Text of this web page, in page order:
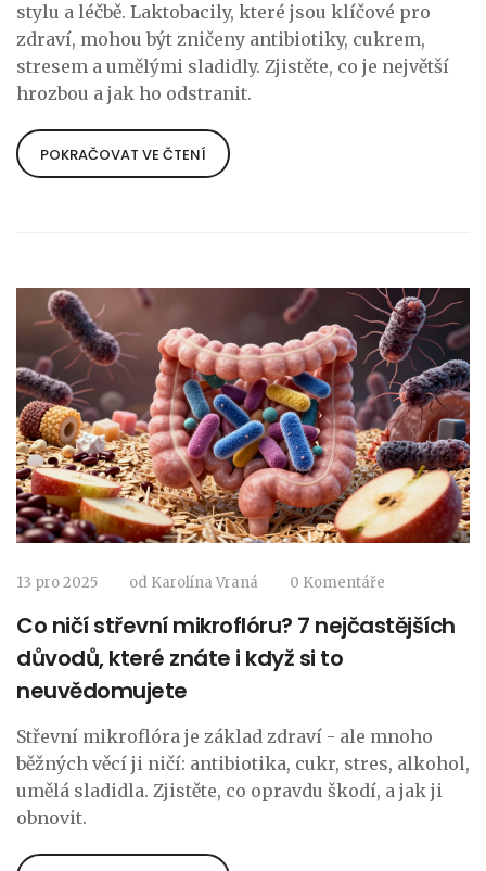
stylu a léčbě. Laktobacily, které jsou klíčové pro
zdraví, mohou být zničeny antibiotiky, cukrem,
stresem a umělými sladidly. Zjistěte, co je největší
hrozbou a jak ho odstranit.
POKRAČOVAT VE ČTENÍ
13 pro 2025 od Karolína Vraná 0 Komentáře
Co ničí střevní mikroflóru? 7 nejčastějších
důvodů, které znáte i když si to
neuvědomujete
Střevní mikroflóra je základ zdraví - ale mnoho
běžných věcí ji ničí: antibiotika, cukr, stres, alkohol,
umělá sladidla. Zjistěte, co opravdu škodí, a jak ji
obnovit.